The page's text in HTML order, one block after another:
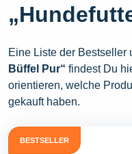
Eine Liste der Bestseller
Büffel Pur“ findest Du
orientieren, welche
gekauft haben.
BESTSELLER